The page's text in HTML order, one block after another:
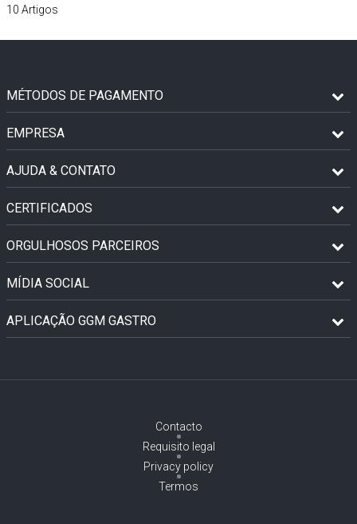
10 Artigos
MÉTODOS DE PAGAMENTO
EMPRESA
AJUDA & CONTATO
CERTIFICADOS
ORGULHOSOS PARCEIROS
MÍDIA SOCIAL
APLICAÇÃO GGM GASTRO
Contacto
Requisito legal
Privacy policy
Termos